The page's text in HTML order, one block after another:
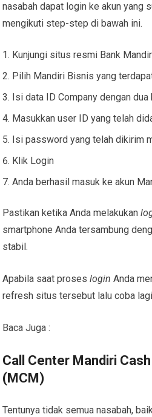
nasabah dapat login ke akun yang
mengikuti step-step di bawah ini.
Kunjungi situs resmi Bank
Pilih Mandiri Bisnis yang
Isi data ID Company dengan
Masukkan user ID yang telah
Isi password yang telah dikirim
Klik Login
Anda berhasil masuk ke akun
Pastikan ketika Anda melakukan
smartphone Anda tersambung
stabil.
Apabila saat proseslogin Anda
refresh situs tersebut lalu coba
Baca Juga :
Call Center Mandiri
(MCM)
Tentunya tidak semua nasabah,